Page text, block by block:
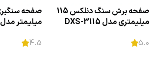
صفحه برش سنگ دنلکس 115
میلیمتری مدل DXS-3115
5.0
میلیمتر مدل DXS-3230
4.5